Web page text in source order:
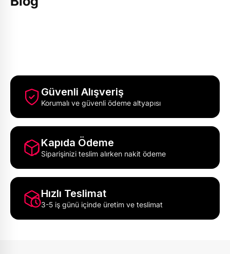
Güvenli Alışveriş
Korumalı ve güvenli ödeme altyapısı
Kapıda Ödeme
Siparişinizi teslim alırken nakit ödeme
Hızlı Teslimat
3-5 iş günü içinde üretim ve teslimat